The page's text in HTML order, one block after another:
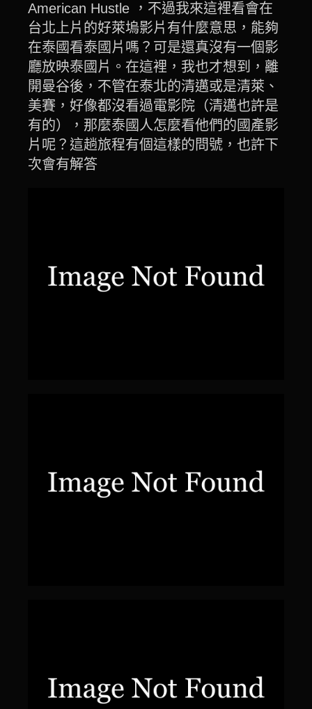
American Hustle ，不過我來這裡看會在
台北上片的好萊塢影片有什麼意思，能夠
在泰國看泰國片嗎？可是還真沒有一個影
廳放映泰國片。在這裡，我也才想到，離
開曼谷後，不管在泰北的清邁或是清萊、
美賽，好像都沒看過電影院（清邁也許是
有的），那麼泰國人怎麼看他們的國產影
片呢？這趟旅程有個這樣的問號，也許下
次會有解答